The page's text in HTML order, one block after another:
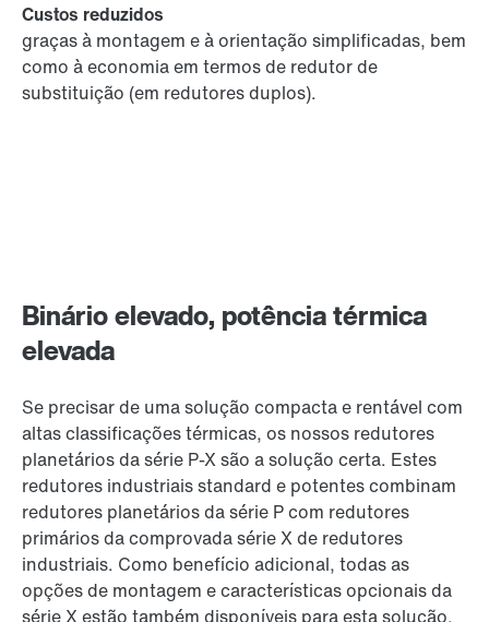
Binário elevado, potência térmica
elevada
Se precisar de uma solução compacta e rentável com
altas classificações térmicas, os nossos redutores
planetários da série P-X são a solução certa. Estes
redutores industriais standard e potentes combinam
redutores planetários da série P com redutores
primários da comprovada série X de redutores
industriais. Como benefício adicional, todas as
opções de montagem e características opcionais da
Custos reduzidos
graças à montagem e à orientação simplificadas, bem
como à economia em termos de redutor de
substituição (em redutores duplos).